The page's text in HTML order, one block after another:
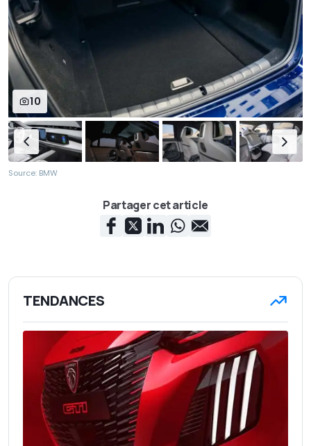
10
Source: BMW
Partager cet article
TENDANCES